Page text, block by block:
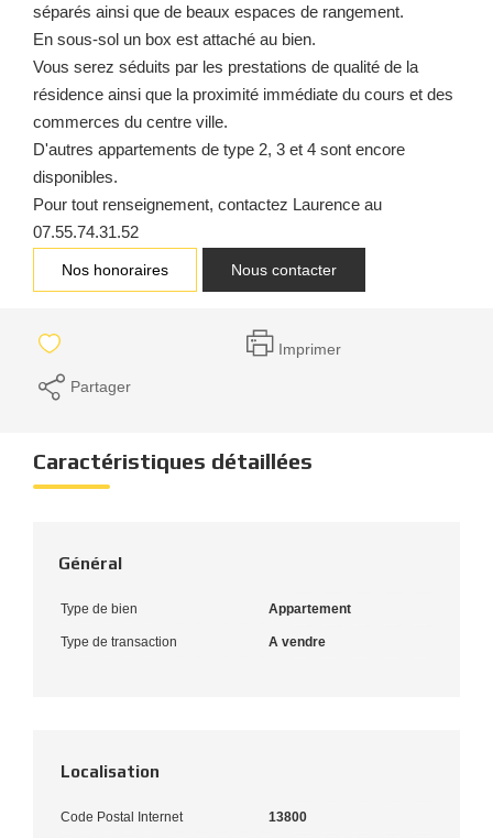
séparés ainsi que de beaux espaces de rangement.
En sous-sol un box est attaché au bien.
Vous serez séduits par les prestations de qualité de la
résidence ainsi que la proximité immédiate du cours et des
commerces du centre ville.
D'autres appartements de type 2, 3 et 4 sont encore
disponibles.
Pour tout renseignement, contactez Laurence au
07.55.74.31.52
Nos honoraires Nous contacter
Imprimer
Partager
Caractéristiques détaillées
Général
Type de bien Appartement
Type de transaction A vendre
Localisation
Code Postal Internet 13800